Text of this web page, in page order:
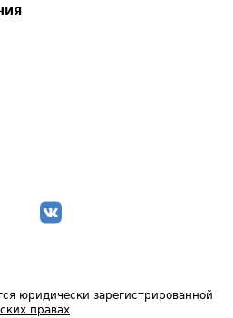
юридически зарегистрированной
правах